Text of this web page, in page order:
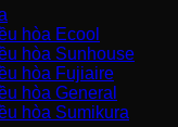
hòa Ecool
hòa Sunhouse
hòa Fujiaire
hòa General
hòa Sumikura